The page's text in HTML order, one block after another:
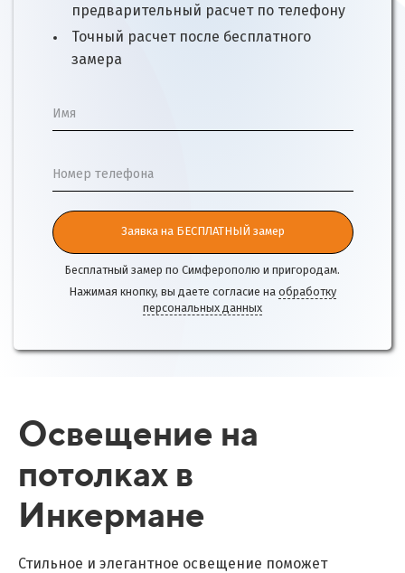
предварительный расчет по телефону
Точный расчет после бесплатного
замера
Имя
Номер телефона
Заявка на БЕСПЛАТНЫЙ замер
Бесплатный замер по Симферополю и пригородам.
Нажимая кнопку, вы даете согласие на обработку
персональных данных
Освещение на
потолках в
Инкермане
Стильное и элегантное освещение поможет